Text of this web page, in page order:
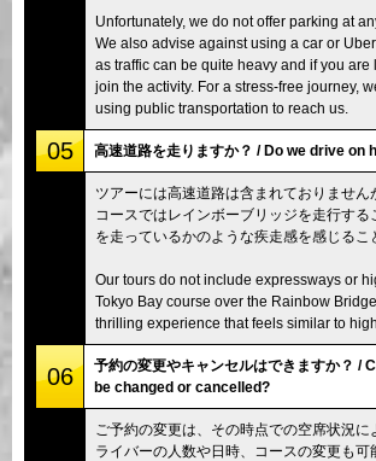
Unfortunately, we do not offer parking at
We also advise against using a car or
as traffic can be quite heavy and if you are
join the activity. For a stress-free journey,
using public transportation to reach us.
05 高速道路を走りますか？ / Do we drive on
ツアーには高速道路は含まれておりません
コースではレインボーブリッジを走行する
を走っているかのような疾走感を感じるこ
Our tours do not include expressways or
Tokyo Bay course over the Rainbow
thrilling experience that feels similar to
06
予約の変更やキャンセルはできますか？ /
be changed or cancelled?
ご予約の変更は、その時点での空席状況に
ライバーの人数や日時、コースの変更も可